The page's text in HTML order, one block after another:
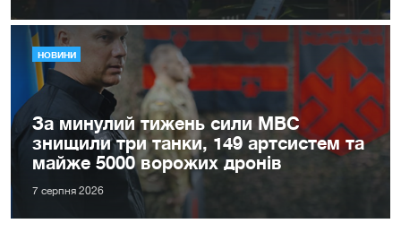
НОВИНИ
За минулий тижень сили МВС
знищили три танки, 149 артсистем та
майже 5000 ворожих дронів
7 серпня 2026